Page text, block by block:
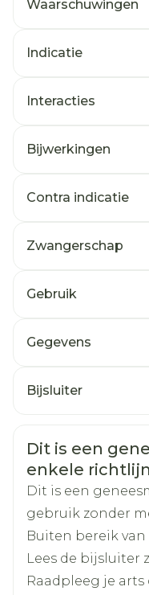
Waarschuwingen
Indicatie
Interacties
Bijwerkingen
Contra indicatie
Zwangerschap
Gebruik
Gegevens
Merken
Breedte
Bijsluiter
Dit is een
enkele
Dit is een
gebruik zonder
Buiten bereik
Lees de bijsluiter
Raadpleeg je